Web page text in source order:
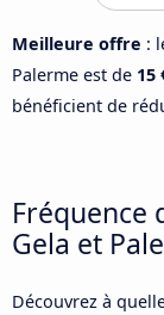
Meilleure offre :
Palerme est de 15
bénéficient de
Fréquence
Gela et
Découvrez à